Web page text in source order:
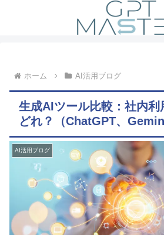
ホーム AI活用ブログ
生成AIツール比較：社内利
どれ？（ChatGPT、
AI活用ブログ